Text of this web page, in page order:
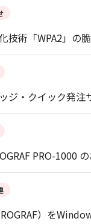
技術「WPA2」の
ジ・クイック発注
PRO-1000
）を